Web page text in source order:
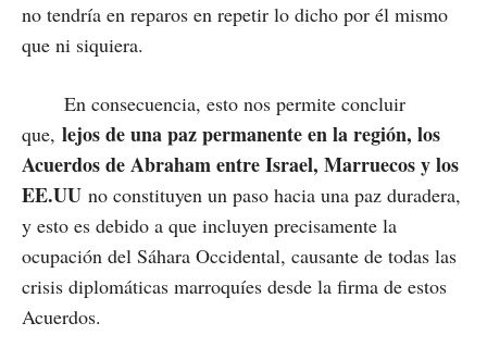
no tendría en reparos en repetir lo dicho por él mismo
que ni siquiera.
En consecuencia, esto nos permite concluir
que, lejos de una paz permanente en la región, los
Acuerdos de Abraham entre Israel, Marruecos y los
EE.UU no constituyen un paso hacia una paz duradera,
y esto es debido a que incluyen precisamente la
ocupación del Sáhara Occidental, causante de todas las
crisis diplomáticas marroquíes desde la firma de estos
Acuerdos.